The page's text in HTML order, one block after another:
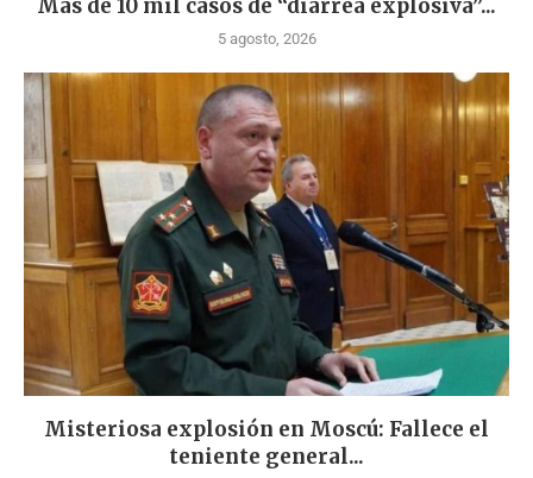
Más de 10 mil casos de “diarrea explosiva”...
5 agosto, 2026
Misteriosa explosión en Moscú: Fallece el
teniente general...